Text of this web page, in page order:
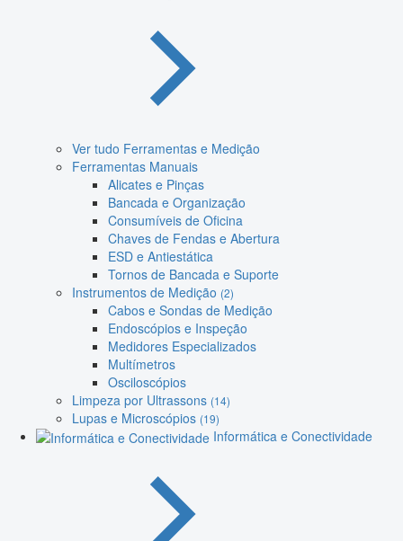
Ver tudo Ferramentas e Medição
Ferramentas Manuais
Alicates e Pinças
Bancada e Organização
Consumíveis de Oficina
Chaves de Fendas e Abertura
ESD e Antiestática
Tornos de Bancada e Suporte
Instrumentos de Medição (2)
Cabos e Sondas de Medição
Endoscópios e Inspeção
Medidores Especializados
Multímetros
Osciloscópios
Limpeza por Ultrassons (14)
Lupas e Microscópios (19)
Informática e Conectividade